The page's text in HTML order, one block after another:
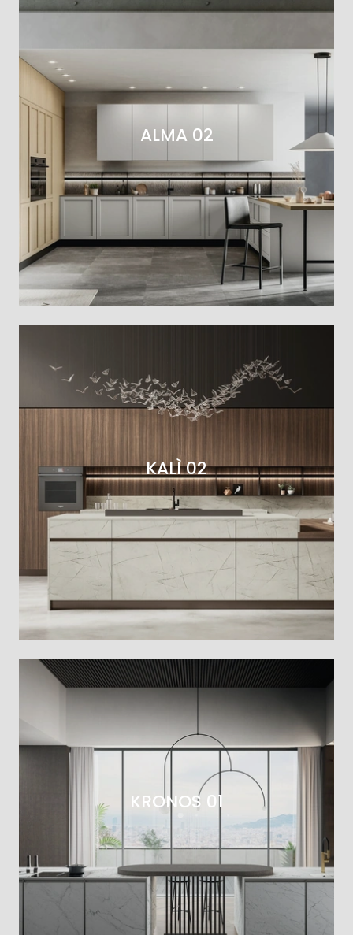
ALMA 02
KALÌ 02
KRONOS 01